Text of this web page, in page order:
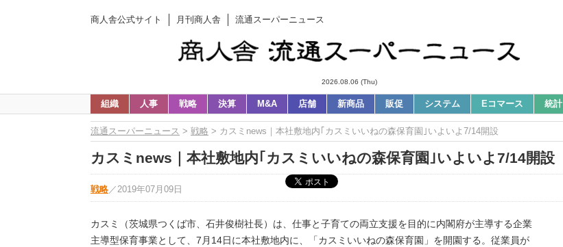
商人舎公式サイト 月刊商人舎 流通スーパーニュース
2026.08.06 (Thu)
組織 人事 戦略 決算 M&A 店舗 新商品 販促 システム Eコマース 統計
流通スーパーニュース > 戦略 > カスミnews｜本社敷地内｢カスミいいねの森保育園｣いよいよ7/14開設
カスミnews｜本社敷地内｢カスミいいねの森保育園｣いよいよ7/14開設
戦略 ／ 2019年07月09日
カスミ（茨城県つくば市、石井俊樹社長）は、仕事と子育ての両立支援を目的に内閣府が主導する企業
主導型保育事業として、7月14日に本社敷地内に、「カスミいいねの森保育園」を開園する。従業員が